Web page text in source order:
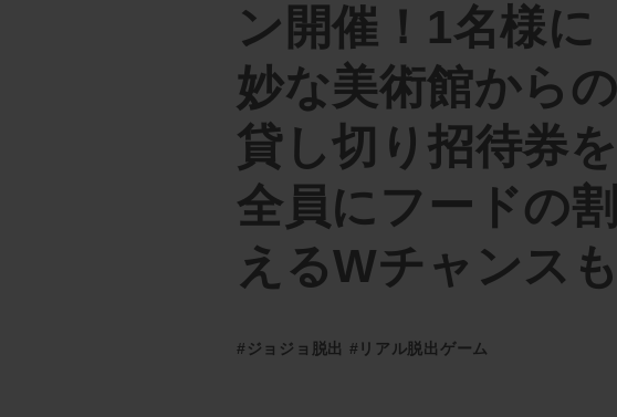
ン開催！1名様
妙な美術館から
貸し切り招待券
全員にフードの
えるWチャンスも
#ジョジョ脱出 #リアル脱出ゲーム